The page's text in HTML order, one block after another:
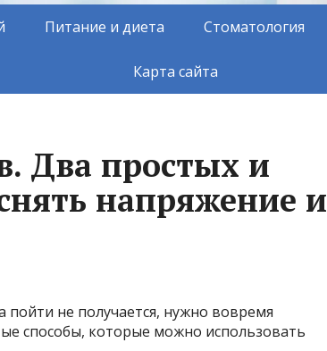
Питание и диета Стоматология
Карта сайта
Два простых и
напряжение и
пойти не получается, нужно вовремя
способы, которые можно использовать